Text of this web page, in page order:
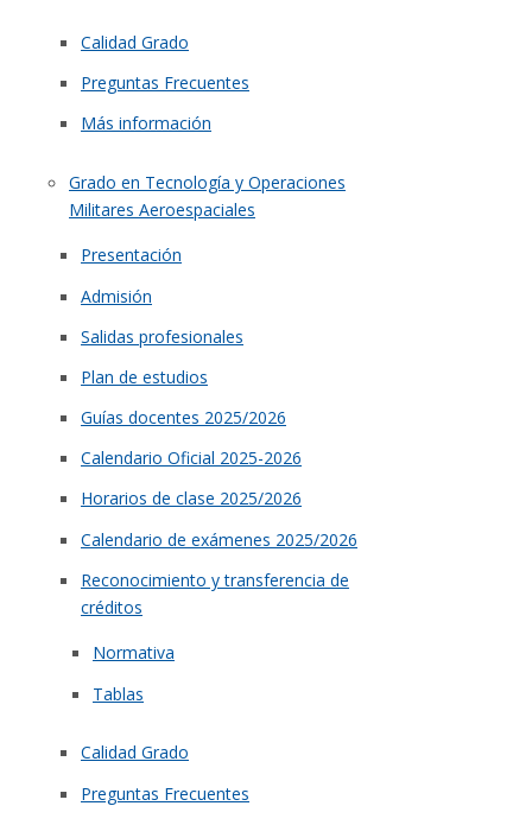
Calidad Grado
Preguntas Frecuentes
Más información
Grado en Tecnología y Operaciones
Militares Aeroespaciales
Presentación
Admisión
Salidas profesionales
Plan de estudios
Guías docentes 2025/2026
Calendario Oficial 2025-2026
Horarios de clase 2025/2026
Calendario de exámenes 2025/2026
Reconocimiento y transferencia de
créditos
Normativa
Tablas
Calidad Grado
Preguntas Frecuentes